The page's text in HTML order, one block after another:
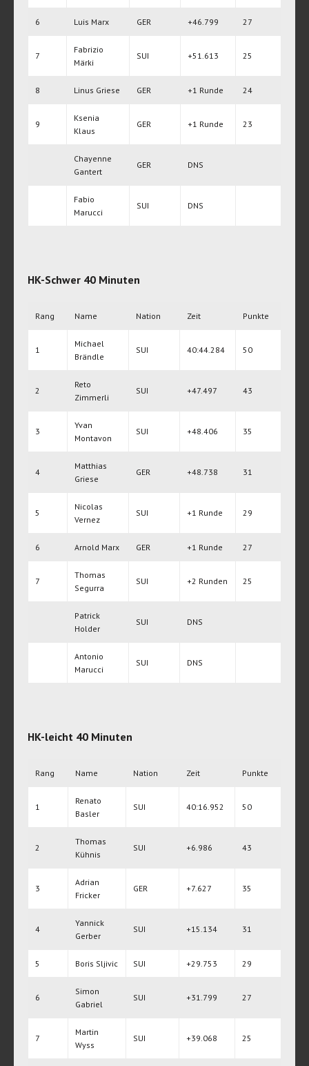
6 Luis Marx GER +46.799 27
7
Fabrizio
Märki
SUI +51.613 25
8 Linus Griese GER +1 Runde 24
9
Ksenia
Klaus
GER +1 Runde 23
Chayenne
Gantert
GER DNS
Fabio
Marucci
SUI DNS
HK-Schwer 40 Minuten
Rang Name Nation Zeit Punkte
1
Michael
Brändle
SUI 40:44.284 50
2
Reto
Zimmerli
SUI +47.497 43
3
Yvan
Montavon
SUI +48.406 35
4
Matthias
Griese
GER +48.738 31
5
Nicolas
Vernez
SUI +1 Runde 29
6 Arnold Marx GER +1 Runde 27
7
Thomas
Segurra
SUI +2 Runden 25
Patrick
Holder
SUI DNS
Antonio
Marucci
SUI DNS
HK-leicht 40 Minuten
Rang Name Nation Zeit Punkte
1
Renato
Basler
SUI 40:16.952 50
2
Thomas
Kühnis
SUI +6.986 43
3
Adrian
Fricker
GER +7.627 35
4
Yannick
Gerber
SUI +15.134 31
5 Boris Sljivic SUI +29.753 29
6
Simon
Gabriel
SUI +31.799 27
7
Martin
Wyss
SUI +39.068 25